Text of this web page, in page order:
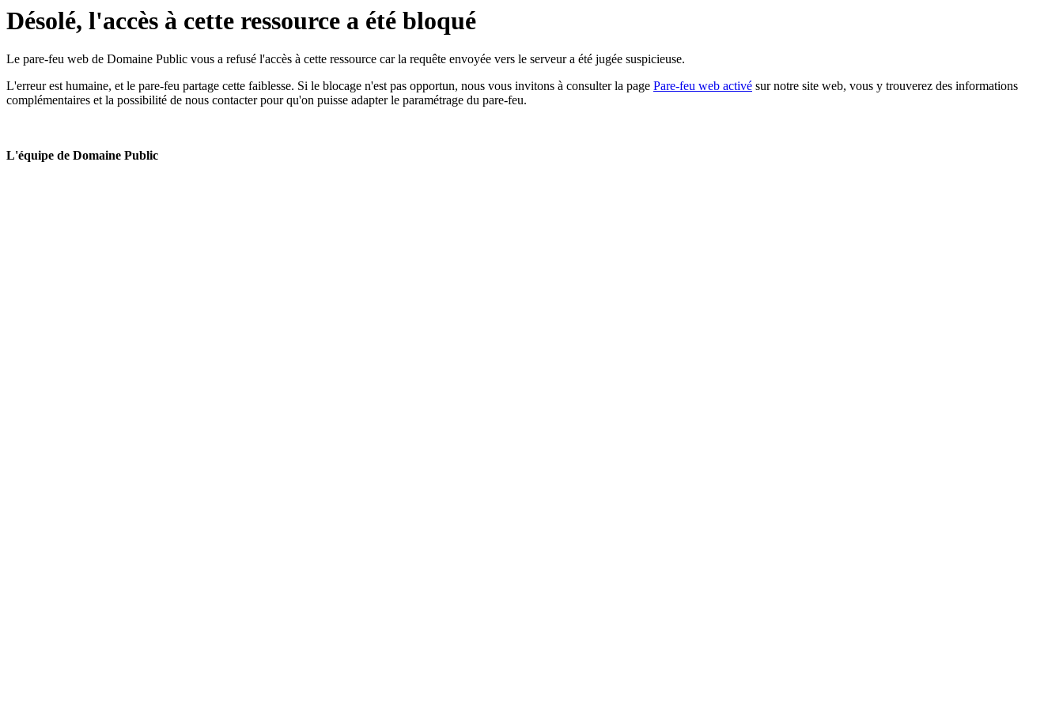
Désolé, l'accès à cette ressource a été bloqué
Le pare-feu web de Domaine Public vous a refusé l'accès à cette ressource car la requête envoyée vers le serveur a été jugée suspicieuse.
L'erreur est humaine, et le pare-feu partage cette faiblesse. Si le blocage n'est pas opportun, nous vous invitons à consulter la page Pare-feu web activé sur notre site web, vous y trouverez des informations
complémentaires et la possibilité de nous contacter pour qu'on puisse adapter le paramétrage du pare-feu.
L'équipe de Domaine Public